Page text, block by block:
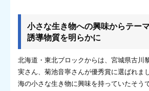
小さな生き物への興味からテー
誘導物質を明らかに
北海道・東北ブロックからは、宮城県古川
実さん、菊池音寧さんが優秀賞に選ばれま
海の小さな生き物に興味を持っていたそう